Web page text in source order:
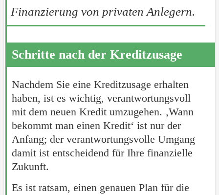
Finanzierung von privaten Anlegern.
Schritte nach der Kreditzusage
Nachdem Sie eine Kreditzusage erhalten
haben, ist es wichtig, verantwortungsvoll
mit dem neuen Kredit umzugehen. ‚Wann
bekommt man einen Kredit‘ ist nur der
Anfang; der verantwortungsvolle Umgang
damit ist entscheidend für Ihre finanzielle
Zukunft.
Es ist ratsam, einen genauen Plan für die